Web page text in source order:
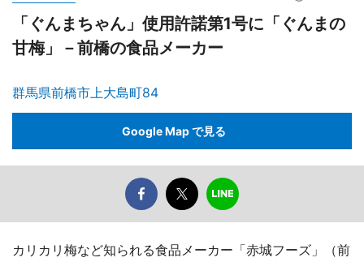
「ぐんまちゃん」使用許諾第1号に「ぐんまの
甘梅」－前橋の食品メーカー
群馬県前橋市上大島町84
Google Map で見る
カリカリ梅など知られる食品メーカー「赤城フーズ」（前